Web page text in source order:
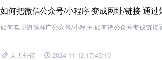
如何把微信公众号/小程序 变成网址/链接 通过
如何实现短信推广公众号/小程序,如何把公众号变成链接
天天外链 2024-11-12 17:45:10